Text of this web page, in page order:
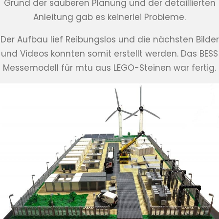
Grund der sauberen Planung und der detaillierten
Anleitung gab es keinerlei Probleme.
Der Aufbau lief Reibungslos und die nächsten Bilder
und Videos konnten somit erstellt werden. Das BESS
Messemodell für mtu aus LEGO-Steinen war fertig.